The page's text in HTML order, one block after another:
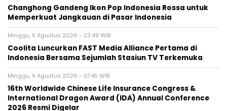
Changhong Gandeng Ikon Pop Indonesia Rossa untuk
Memperkuat Jangkauan di Pasar Indonesia
Minggu, 9 Agustus 2026 - 23:49 WIB
Coolita Luncurkan FAST Media Alliance Pertama di
Indonesia Bersama Sejumlah Stasiun TV Terkemuka
Minggu, 9 Agustus 2026 - 01:45 WIB
16th Worldwide Chinese Life Insurance Congress &
International Dragon Award (IDA) Annual Conference
2026 Resmi Digelar